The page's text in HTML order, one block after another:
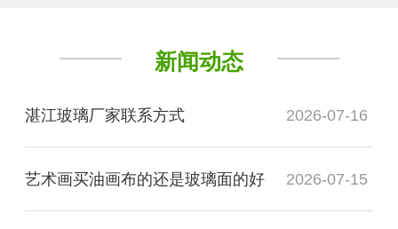
新闻动态
湛江玻璃厂家联系方式 2026-07-16
艺术画买油画布的还是玻璃面的好 2026-07-15